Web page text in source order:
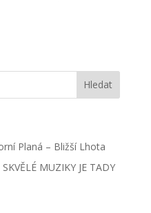
Planá – Bližší Lhota
MUZIKY JE TADY